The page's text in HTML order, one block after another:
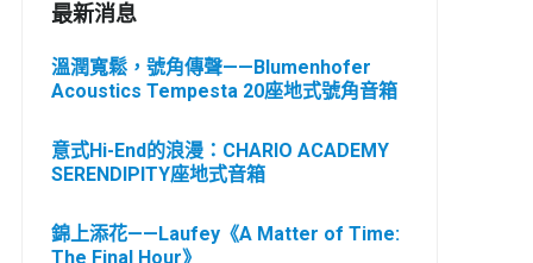
最新消息
溫潤寬鬆，號角傳聲——Blumenhofer
Acoustics Tempesta 20座地式號角音箱
意式Hi-End的浪漫：CHARIO ACADEMY
SERENDIPITY座地式音箱
錦上添花——Laufey《A Matter of Time:
The Final Hour》